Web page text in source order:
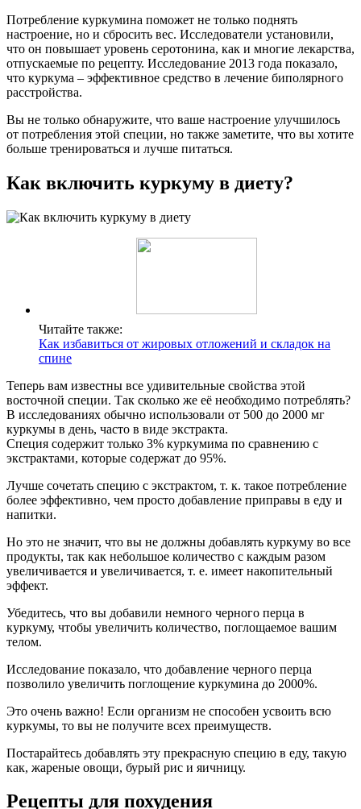
Потребление куркумина поможет не только поднять
настроение, но и сбросить вес. Исследователи установили,
что он повышает уровень серотонина, как и многие лекарства,
отпускаемые по рецепту. Исследование 2013 года показало,
что куркума – эффективное средство в лечение биполярного
расстройства.
Вы не только обнаружите, что ваше настроение улучшилось
от потребления этой специи, но также заметите, что вы хотите
больше тренироваться и лучше питаться.
Как включить куркуму в диету?
Читайте также:
Как избавиться от жировых отложений и складок на
спине
Теперь вам известны все удивительные свойства этой
восточной специи. Так сколько же её необходимо потреблять?
В исследованиях обычно использовали от 500 до 2000 мг
куркумы в день, часто в виде экстракта.
Специя содержит только 3% куркумима по сравнению с
экстрактами, которые содержат до 95%.
Лучше сочетать специю с экстрактом, т. к. такое потребление
более эффективно, чем просто добавление приправы в еду и
напитки.
Но это не значит, что вы не должны добавлять куркуму во все
продукты, так как небольшое количество с каждым разом
увеличивается и увеличивается, т. е. имеет накопительный
эффект.
Убедитесь, что вы добавили немного черного перца в
куркуму, чтобы увеличить количество, поглощаемое вашим
телом.
Исследование показало, что добавление черного перца
позволило увеличить поглощение куркумина до 2000%.
Это очень важно! Если организм не способен усвоить всю
куркумы, то вы не получите всех преимуществ.
Постарайтесь добавлять эту прекрасную специю в еду, такую
как, жареные овощи, бурый рис и яичницу.
Рецепты для похудения